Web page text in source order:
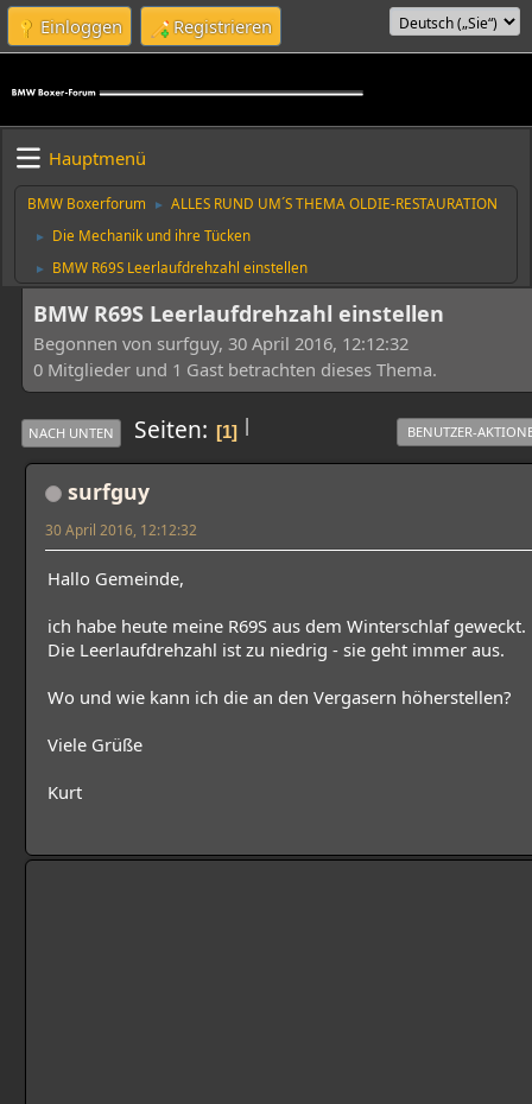
Einloggen Registrieren
Hauptmenü
BMW Boxerforum ► ALLES RUND UM´S THEMA OLDIE-RESTAURATION
► Die Mechanik und ihre Tücken
► BMW R69S Leerlaufdrehzahl einstellen
BMW R69S Leerlaufdrehzahl einstellen
Begonnen von surfguy, 30 April 2016, 12:12:32
0 Mitglieder und 1 Gast betrachten dieses Thema.
|
NACH UNTEN Seiten 1 BENUTZER-
surfguy
30 April 2016, 12:12:32
Hallo Gemeinde,
ich habe heute meine R69S aus dem Winterschlaf geweckt.
Die Leerlaufdrehzahl ist zu niedrig - sie geht immer aus.
Wo und wie kann ich die an den Vergasern höherstellen?
Viele Grüße
Kurt